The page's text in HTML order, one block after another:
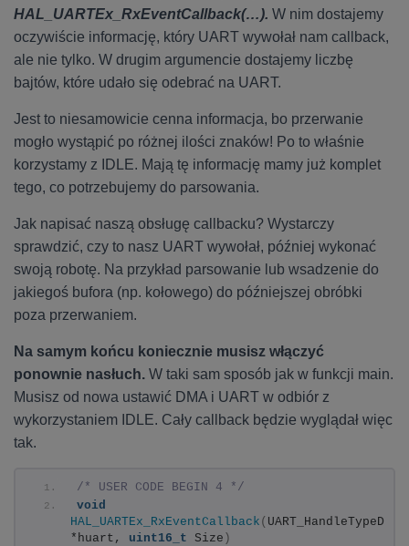
HAL_UARTEx_RxEventCallback(…). W nim dostajemy
oczywiście informację, który UART wywołał nam callback,
ale nie tylko. W drugim argumencie dostajemy liczbę
bajtów, które udało się odebrać na UART.
Jest to niesamowicie cenna informacja, bo przerwanie
mogło wystąpić po różnej ilości znaków! Po to właśnie
korzystamy z IDLE. Mają tę informację mamy już komplet
tego, co potrzebujemy do parsowania.
Jak napisać naszą obsługę callbacku? Wystarczy
sprawdzić, czy to nasz UART wywołał, później wykonać
swoją robotę. Na przykład parsowanie lub wsadzenie do
jakiegoś bufora (np. kołowego) do późniejszej obróbki
poza przerwaniem.
Na samym końcu koniecznie musisz włączyć
ponownie nasłuch. W taki sam sposób jak w funkcji main.
Musisz od nowa ustawić DMA i UART w odbiór z
wykorzystaniem IDLE. Cały callback będzie wyglądał więc
tak.
/* USER CODE BEGIN 4 */
void
HAL_UARTEx_RxEventCallback ( UART_HandleTypeDef
*huart, uint16_t Size )